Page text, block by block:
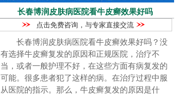
长春博润皮肤病医院看牛皮癣效果好吗
点击免费咨询，与专家直接交流
长春博润皮肤病医院看牛皮癣效果好吗？没
有选择牛皮癣复发的原因和正规医院，治疗不
当，或者一般护理不好，在这些方面有病复发的
可能。很多患者犯了这样的病。在治疗过程中服
从医院的指示。那么，牛皮癣复发的原因是什